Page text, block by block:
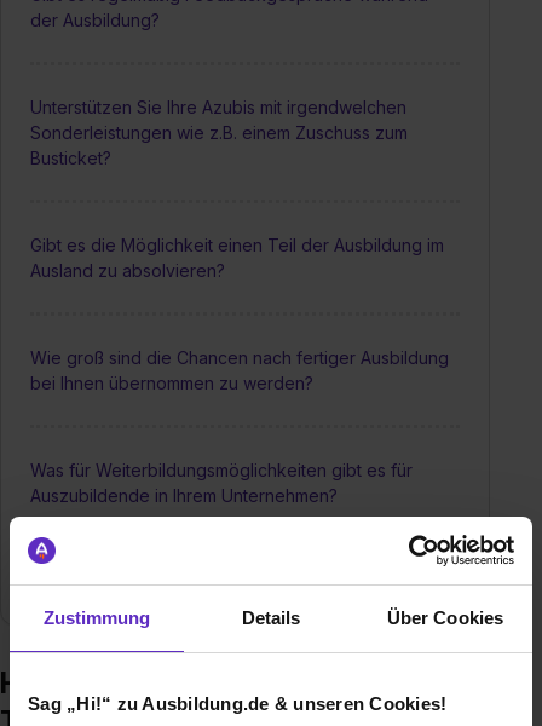
Zustimmung Details Über Cookies
Sag „Hi!“ zu Ausbildung.de & unseren Cookies!
der Ausbildung?
Unterstützen Sie Ihre Azubis mit irgendwelchen
Sonderleistungen wie z.B. einem Zuschuss zum
Busticket?
Gibt es die Möglichkeit einen Teil der Ausbildung im
Ausland zu absolvieren?
Wie groß sind die Chancen nach fertiger Ausbildung
bei Ihnen übernommen zu werden?
Was für Weiterbildungsmöglichkeiten gibt es für
Auszubildende in Ihrem Unternehmen?
Wie sieht ein typischer Karriereweg aus?
Häufige Fragen zur Ausbildung –